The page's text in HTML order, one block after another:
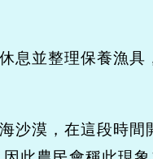
息並整理保養漁
沙漠，在這段時